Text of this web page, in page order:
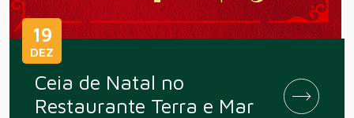
19
DEZ
Ceia de Natal no
Restaurante Terra e Mar